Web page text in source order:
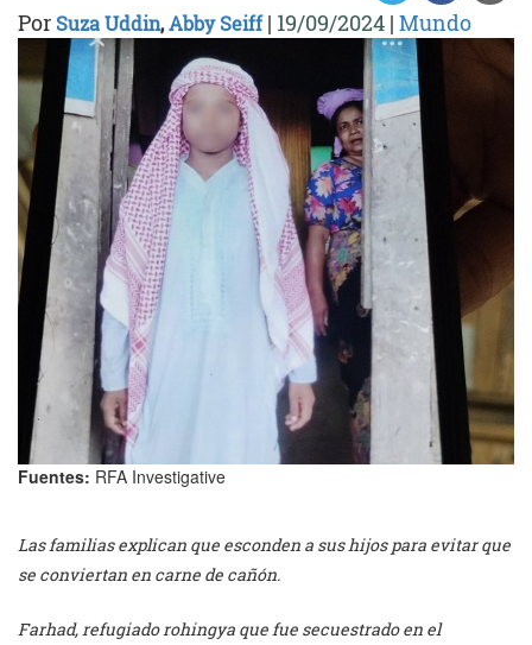
Por Suza Uddin,Abby Seiff| 19/09/2024 | Mundo
Fuentes: RFA Investigative
Las familias explican que esconden a sus hijos para evitar que
se conviertan en carne de cañón.
Farhad, refugiado rohingya que fue secuestrado en el